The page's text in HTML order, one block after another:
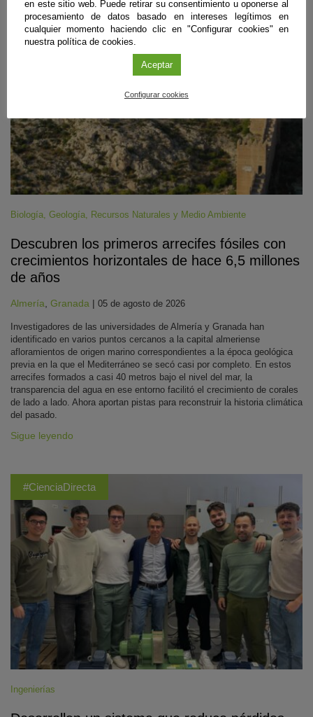
#CienciaDirecta
Biología, Geología, Recursos Naturales y Medio Ambiente
Descubren los primeros arrecifes fósiles con
crecimientos horizontales de hace 6,5 millones
de años
Almería, Granada | 05 de agosto de 2026
Investigadores de las universidades de Almería y Granada han
identificado en varios puntos cercanos a la capital almeriense
afloramientos de origen marino correspondientes a la época geológica
previa en la que el Mediterráneo se secó casi por completo. En estos
arrecifes formados a casi 40 metros bajo el nivel del mar, la
transparencia del agua en ese entorno facilitó el crecimiento de corales
de lado a lado. Ahora aportan pistas para reconstruir la historia climática
del pasado.
Sigue leyendo
#CienciaDirecta
Ingenierías
en este sitio web. Puede retirar su consentimiento u oponerse al
procesamiento de datos basado en intereses legítimos en
cualquier momento haciendo clic en "Configurar cookies" en
nuestra política de cookies.
Aceptar
Configurar cookies